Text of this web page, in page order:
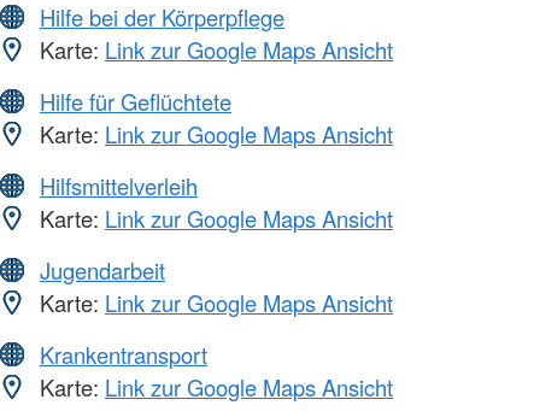
Hilfe bei der Körperpflege
Karte: Link zur Google Maps Ansicht
Hilfe für Geflüchtete
Karte: Link zur Google Maps Ansicht
Hilfsmittelverleih
Karte: Link zur Google Maps Ansicht
Jugendarbeit
Karte: Link zur Google Maps Ansicht
Krankentransport
Karte: Link zur Google Maps Ansicht